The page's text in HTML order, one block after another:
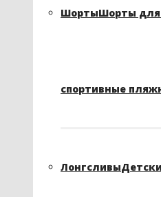
ШортыШорты для
спортивные
Лонгсливы